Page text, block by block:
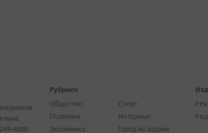
8800
Рубрики
Общество
Политика
Экономика
Спорт
Интервью
Город на ладони